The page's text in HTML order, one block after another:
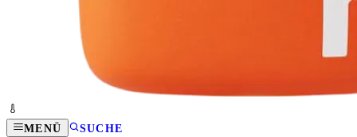
MENÜ SUCHE